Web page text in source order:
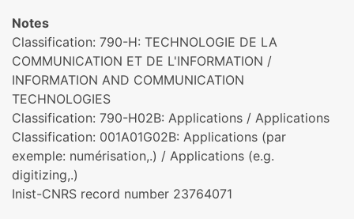
Notes
Classification: 790-H: TECHNOLOGIE DE LA
COMMUNICATION ET DE L'INFORMATION /
INFORMATION AND COMMUNICATION
TECHNOLOGIES
Classification: 790-H02B: Applications / Applications
Classification: 001A01G02B: Applications (par
exemple: numérisation,.) / Applications (e.g.
digitizing,.)
Inist-CNRS record number 23764071